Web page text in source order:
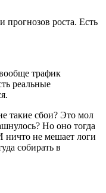
прогнозов роста. Есть
трафик
реальные
такие сбои? Это мол
Но оно тогда
ничто не мешает логи
собирать в